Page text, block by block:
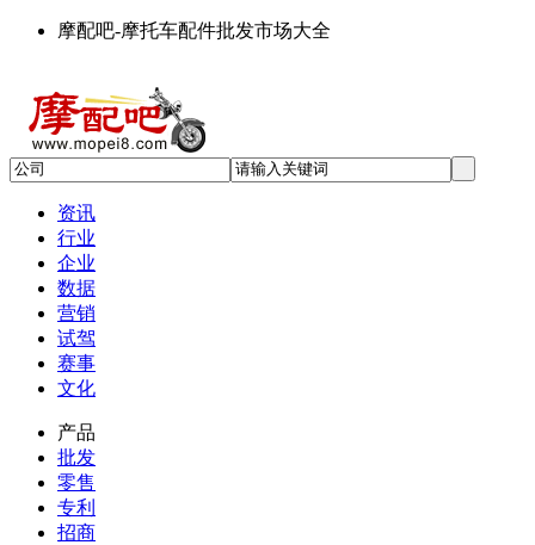
摩配吧-摩托车配件批发市场大全
资讯
行业
企业
数据
营销
试驾
赛事
文化
产品
批发
零售
专利
招商